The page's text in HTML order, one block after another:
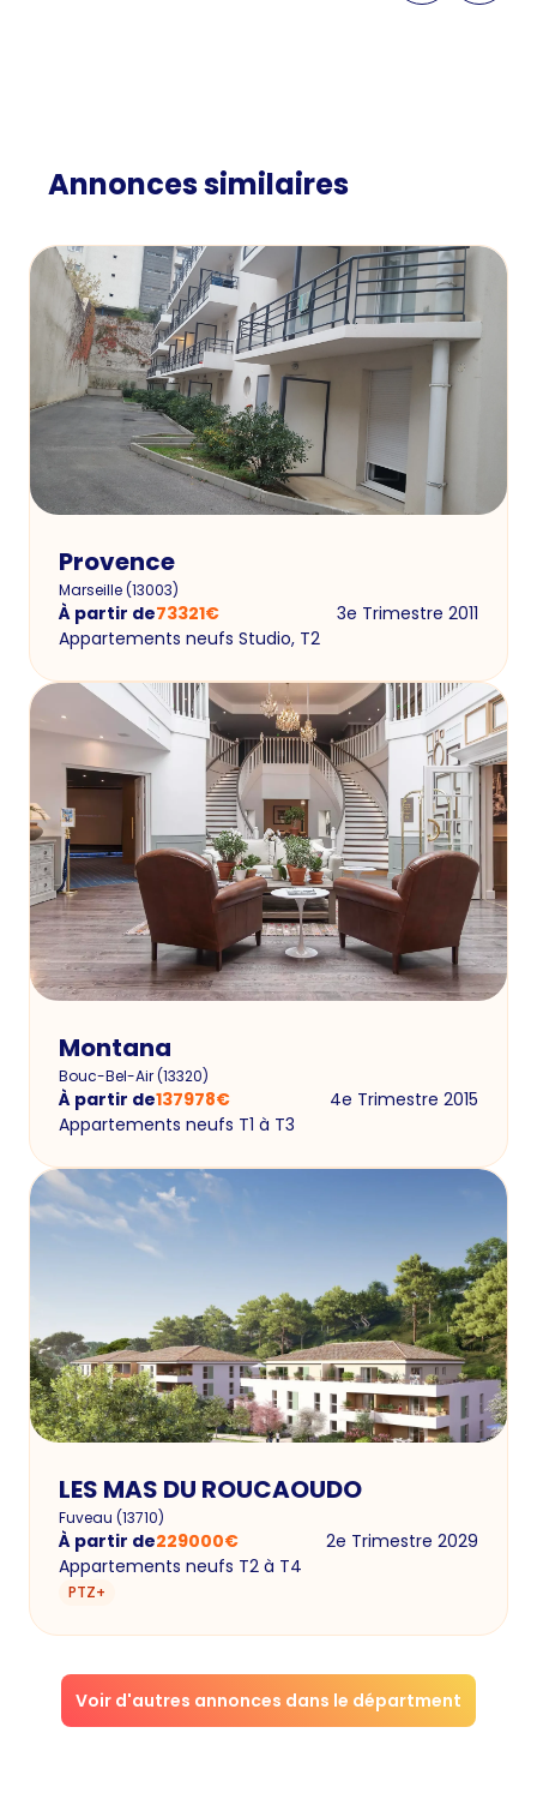
Annonces similaires
Provence
Marseille(13003)
À partir de73321€
3e Trimestre 2011
Appartements neufs Studio, T2
Montana
Bouc-Bel-Air(13320)
À partir de137978€
4e Trimestre 2015
Appartements neufs T1 à T3
LES MAS DU ROUCAOUDO
Fuveau (13710)
À partir de229000€
2e Trimestre 2029
Appartements neufs T2 à T4
PTZ+
Voir d'autres annonces dans le départment